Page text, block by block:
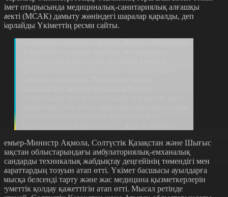
отырысында медициналық-санитариялық алғашқы
(МСАК) дамыту жөніндегі шаралар қаралды, деп
Үкіметтің ресми сайты.
Министр Ақмола, Солтүстік Қазақстан және Шығыс
облыстарындағы амбулаториялық-емханалық
техникалық жабдықтау деңгейінің төмендігі мен
тозуын атап өтті. Үкімет басшысы ауылдарға
белсенді тарту және жас медицина қызметкерлерін
қолдау қажеттігін атап өтті. Мысал ретінде